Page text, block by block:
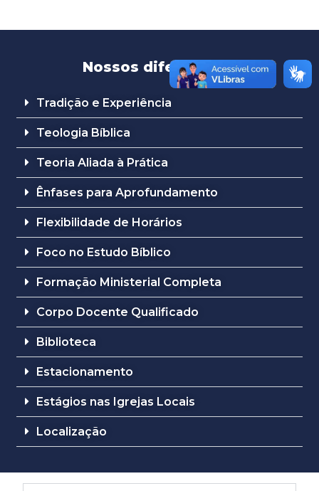
Nossos diferenciais
Tradição e Experiência​
Teologia Bíblica
Teoria Aliada à Prática
Ênfases para Aprofundamento
Flexibilidade de Horários
Foco no Estudo Bíblico
Formação Ministerial Completa
Corpo Docente Qualificado
Biblioteca
Estacionamento
Estágios nas Igrejas Locais
Localização